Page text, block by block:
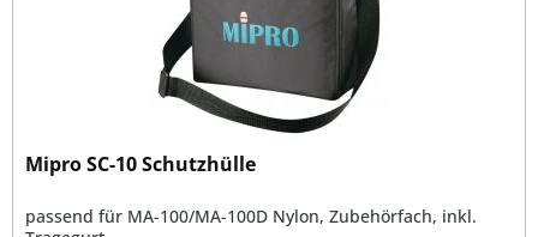
Mipro SC-10 Schutzhülle
passend für MA-100/MA-100D Nylon, Zubehörfach, inkl.